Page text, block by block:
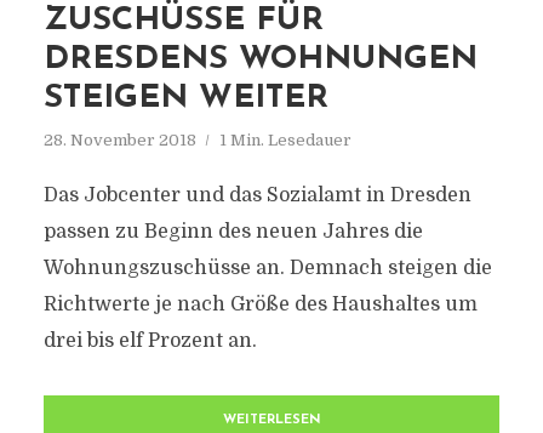
ZUSCHÜSSE FÜR
DRESDENS WOHNUNGEN
STEIGEN WEITER
28. November 2018 1 Min. Lesedauer
Das Jobcenter und das Sozialamt in Dresden
passen zu Beginn des neuen Jahres die
Wohnungszuschüsse an. Demnach steigen die
Richtwerte je nach Größe des Haushaltes um
drei bis elf Prozent an.
WEITERLESEN